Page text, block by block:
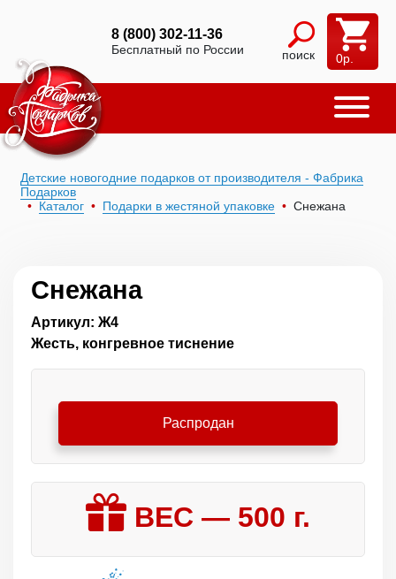
8 (800) 302-11-36
Бесплатный по России поиск 0р.
Детские новогодние подарков от производителя - Фабрика
Подарков
Каталог
Подарки в жестяной упаковке Снежана
Снежана
Артикул: Ж4
Жесть, конгревное тиснение
Распродан
ВЕС — 500 г.